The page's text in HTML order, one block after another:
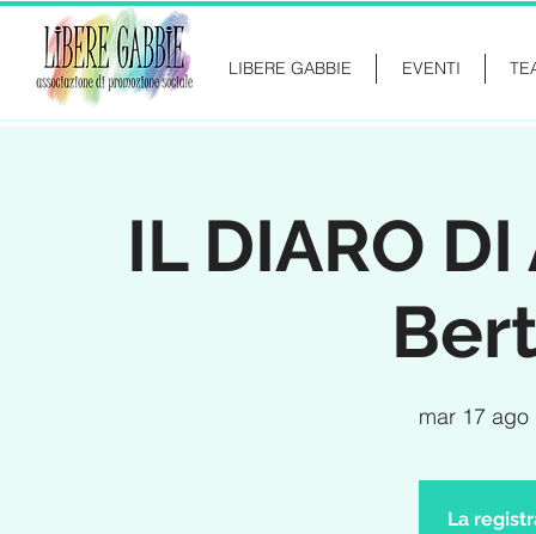
LIBERE GABBIE EVENTI
IL DIARO
mar 17 ago
La